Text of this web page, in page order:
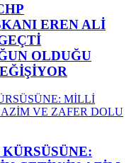
EREN ALİ
OLDUĞU